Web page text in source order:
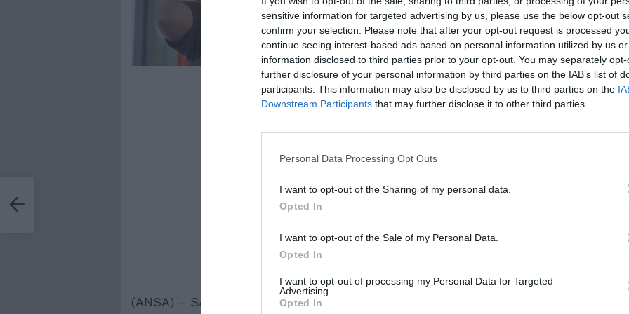
sensitive information for targeted advertising by us, please use the below opt-out
confirm your selection. Please note that after your opt-out request is processed
continue seeing interest-based ads based on personal information utilized by us
information disclosed to third parties prior to your opt-out. You may separately
further disclosure of your personal information by third parties on the IAB’s list of
participants. This information may also be disclosed by us to third parties on the
Downstream Participants that may further disclose it to other third parties.
Personal Data Processing Opt Outs
I want to opt-out of the Sharing of my personal data.
Opted In
I want to opt-out of the Sale of my Personal Data.
Opted In
I want to opt-out of processing my Personal Data for Targeted
Advertising.
Opted In
(ANSA) – SASSUOLO (MODENA), 19 GEN – "Il diritto alla vita é sacro ed
IC
anni
6
“Fari
posto